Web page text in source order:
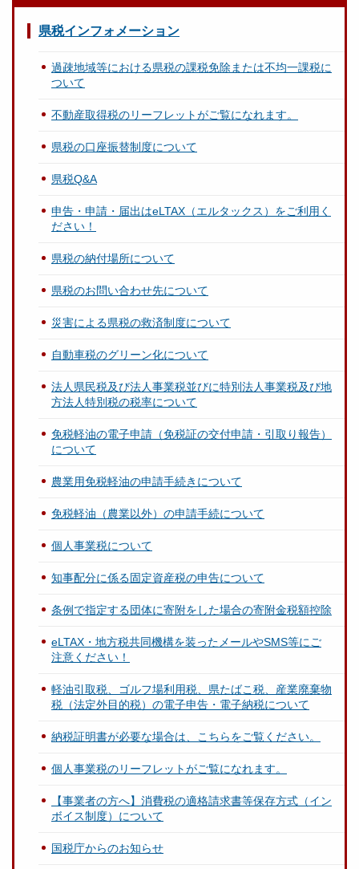
県税インフォメーション
過疎地域等における県税の課税免除または不均一課税に
ついて
不動産取得税のリーフレットがご覧になれます。
県税の口座振替制度について
県税Q&A
申告・申請・届出はeLTAX（エルタックス）をご利用く
ださい！
県税の納付場所について
県税のお問い合わせ先について
災害による県税の救済制度について
自動車税のグリーン化について
法人県民税及び法人事業税並びに特別法人事業税及び地
方法人特別税の税率について
免税軽油の電子申請（免税証の交付申請・引取り報告）
について
農業用免税軽油の申請手続きについて
免税軽油（農業以外）の申請手続について
個人事業税について
知事配分に係る固定資産税の申告について
条例で指定する団体に寄附をした場合の寄附金税額控除
eLTAX・地方税共同機構を装ったメールやSMS等にご
注意ください！
軽油引取税、ゴルフ場利用税、県たばこ税、産業廃棄物
税（法定外目的税）の電子申告・電子納税について
納税証明書が必要な場合は、こちらをご覧ください。
個人事業税のリーフレットがご覧になれます。
【事業者の方へ】消費税の適格請求書等保存方式（イン
ボイス制度）について
国税庁からのお知らせ